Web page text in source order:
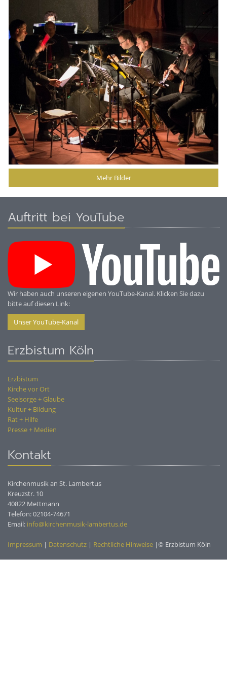
Mehr Bilder
Auftritt bei YouTube
Wir haben auch unseren eigenen YouTube-Kanal. Klicken Sie dazu
bitte auf diesen Link:
Unser YouTube-Kanal
Erzbistum Köln
Erzbistum
Kirche vor Ort
Seelsorge + Glaube
Kultur + Bildung
Rat + Hilfe
Presse + Medien
Kontakt
Kirchenmusik an St. Lambertus
Kreuzstr. 10
40822 Mettmann
Telefon: 02104-74671
Email: info@kirchenmusik-lambertus.de
Impressum | Datenschutz | Rechtliche Hinweise |© Erzbistum Köln